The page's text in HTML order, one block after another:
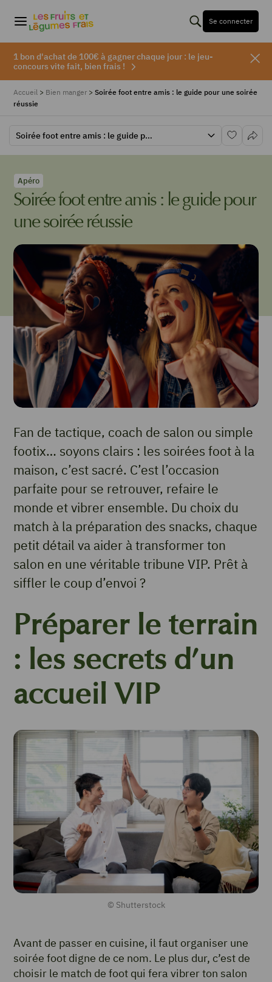
Se connecter
1 bon d'achat de 100€ à gagner chaque jour : le jeu-
concours vite fait, bien frais !
Accueil > Bien manger > Soirée foot entre amis : le guide pour une soirée
réussie
Soirée foot entre amis : le guide pour une soirée réussie
Apéro
Soirée foot entre amis : le guide pour
une soirée réussie
Fan de tactique, coach de salon ou simple
footix… soyons clairs : les soirées foot à la
maison, c’est sacré. C’est l’occasion
parfaite pour se retrouver, refaire le
monde et vibrer ensemble. Du choix du
match à la préparation des snacks, chaque
petit détail va aider à transformer ton
salon en une véritable tribune VIP. Prêt à
siffler le coup d’envoi ?
Préparer le terrain
: les secrets d’un
accueil VIP
© Shutterstock
Avant de passer en cuisine, il faut organiser une
soirée foot digne de ce nom. Le plus dur, c’est de
choisir le match de foot qui fera vibrer ton salon